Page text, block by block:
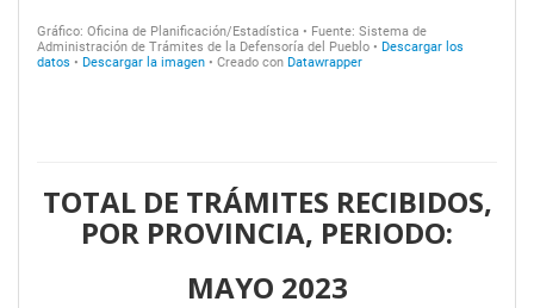
TOTAL DE TRÁMITES RECIBIDOS,
POR PROVINCIA, PERIODO:
MAYO 2023